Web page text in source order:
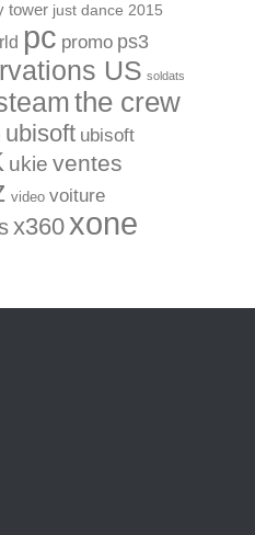
tower just dance 2015
pc promo ps3
US soldats
the crew
ubisoft ubisoft
ukie ventes
video voiture
x360 xone